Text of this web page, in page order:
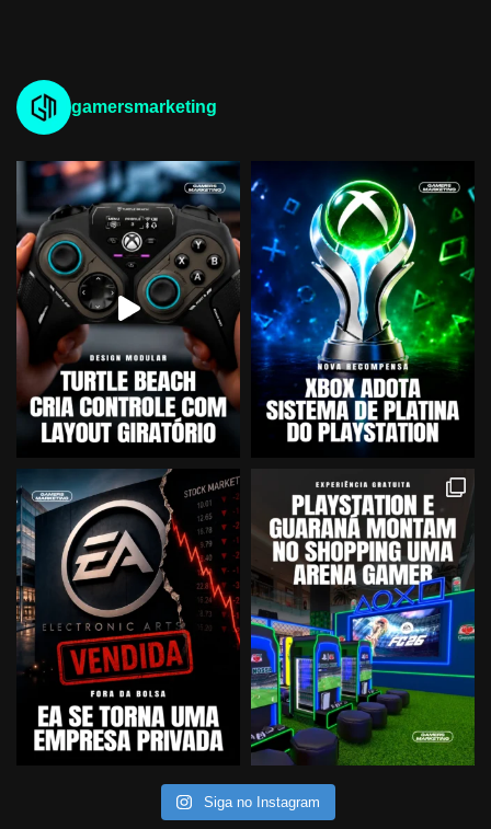
gamersmarketing
Siga no Instagram